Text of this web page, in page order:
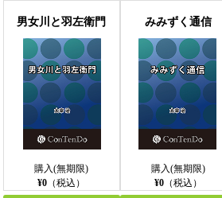
【モバイルビューア】
男女川と羽左衛門
購入(無期限)
¥0 （税込）
みみずく通信
購入(無期限)
¥0（税込）